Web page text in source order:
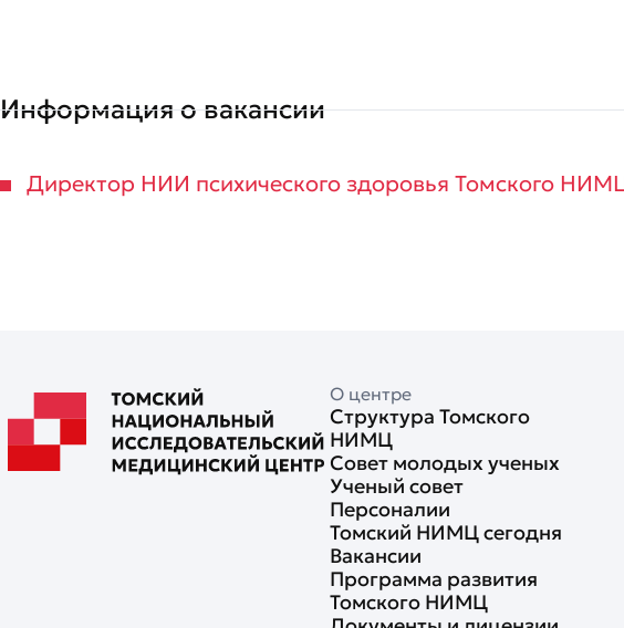
Информация о вакансии
Директор НИИ психического здоровья Томского НИМЦ
О центре
Структура Томского
НИМЦ
Совет молодых ученых
Ученый совет
Персоналии
Томский НИМЦ сегодня
Вакансии
Программа развития
Томского НИМЦ